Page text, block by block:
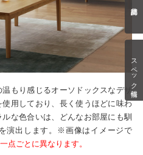
スペック情報
もり感じるオーソドックスなデザ
用しており、長く使うほどに味わ
な色合いは、どんなお部屋にも馴
演出します。※画像はイメージで
点ごとに異なります。